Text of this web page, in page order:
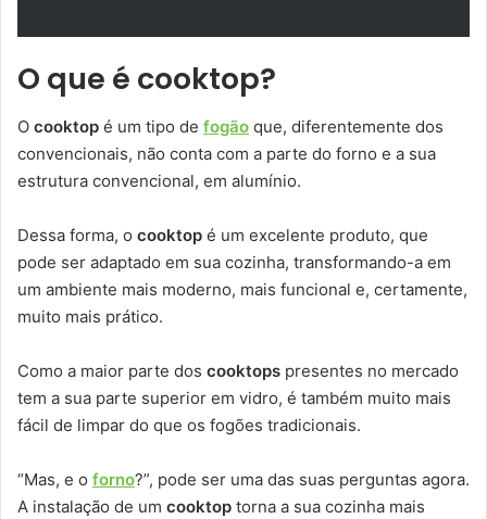
O que é cooktop?
O cooktop é um tipo de fogão que, diferentemente dos
convencionais, não conta com a parte do forno e a sua
estrutura convencional, em alumínio.
Dessa forma, o cooktop é um excelente produto, que
pode ser adaptado em sua cozinha, transformando-a em
um ambiente mais moderno, mais funcional e, certamente,
muito mais prático.
Como a maior parte dos cooktops presentes no mercado
tem a sua parte superior em vidro, é também muito mais
fácil de limpar do que os fogões tradicionais.
“Mas, e o forno?”, pode ser uma das suas perguntas agora.
A instalação de um cooktop torna a sua cozinha mais